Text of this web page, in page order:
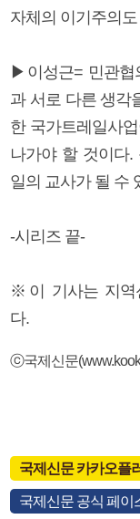
자체의 이기주의
▶이성근= 민관협
과 서로 다른 생각
한 국가트레일사
나가야 할 것이다
일의 교사가 될 수
-시리즈 끝-
※이 기사는 지역
다.
ⓒ국제신문
국제신문 카카오플
국제신문 공식 페이